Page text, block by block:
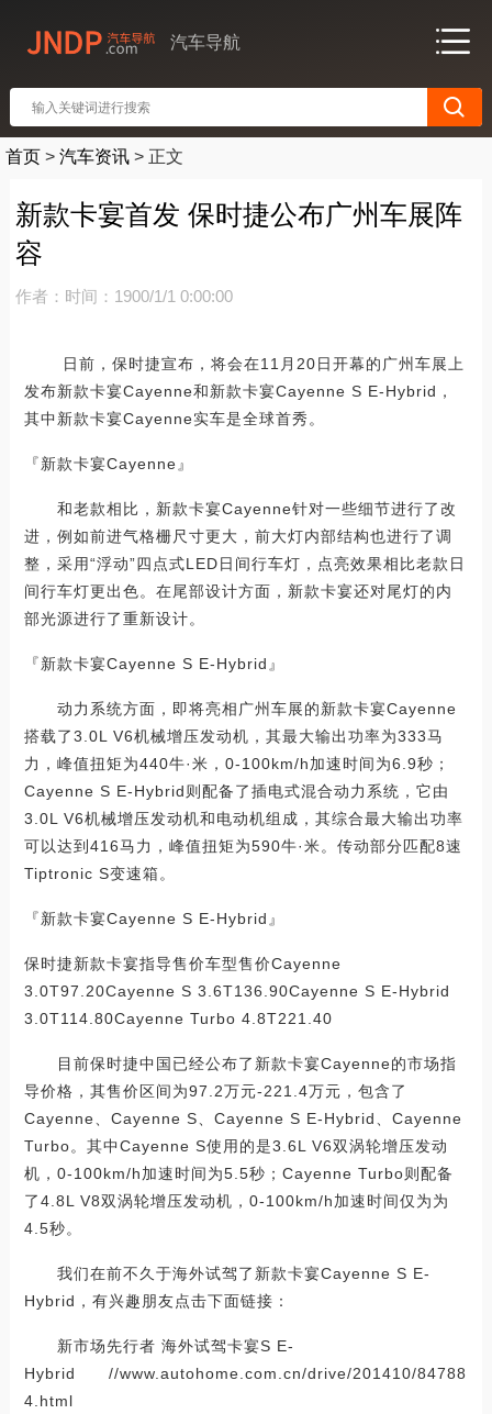
汽车导航
首页 > 汽车资讯 > 正文
新款卡宴首发 保时捷公布广州车展阵
容
作者： 时间：1900/1/1 0:00:00
日前，保时捷宣布，将会在11月20日开幕的广州车展上
发布新款卡宴Cayenne和新款卡宴Cayenne S E-Hybrid，
其中新款卡宴Cayenne实车是全球首秀。
『新款卡宴Cayenne』
和老款相比，新款卡宴Cayenne针对一些细节进行了改
进，例如前进气格栅尺寸更大，前大灯内部结构也进行了调
整，采用“浮动”四点式LED日间行车灯，点亮效果相比老款日
间行车灯更出色。在尾部设计方面，新款卡宴还对尾灯的内
部光源进行了重新设计。
『新款卡宴Cayenne S E-Hybrid』
动力系统方面，即将亮相广州车展的新款卡宴Cayenne
搭载了3.0L V6机械增压发动机，其最大输出功率为333马
力，峰值扭矩为440牛·米，0-100km/h加速时间为6.9秒；
Cayenne S E-Hybrid则配备了插电式混合动力系统，它由
3.0L V6机械增压发动机和电动机组成，其综合最大输出功率
可以达到416马力，峰值扭矩为590牛·米。传动部分匹配8速
Tiptronic S变速箱。
『新款卡宴Cayenne S E-Hybrid』
保时捷新款卡宴指导售价车型售价Cayenne
3.0T97.20Cayenne S 3.6T136.90Cayenne S E-Hybrid
3.0T114.80Cayenne Turbo 4.8T221.40
目前保时捷中国已经公布了新款卡宴Cayenne的市场指
导价格，其售价区间为97.2万元-221.4万元，包含了
Cayenne、Cayenne S、Cayenne S E-Hybrid、Cayenne
Turbo。其中Cayenne S使用的是3.6L V6双涡轮增压发动
机，0-100km/h加速时间为5.5秒；Cayenne Turbo则配备
了4.8L V8双涡轮增压发动机，0-100km/h加速时间仅为为
4.5秒。
我们在前不久于海外试驾了新款卡宴Cayenne S E-
Hybrid，有兴趣朋友点击下面链接：
新市场先行者 海外试驾卡宴S E-
Hybrid //www.autohome.com.cn/drive/201410/84788
4.html